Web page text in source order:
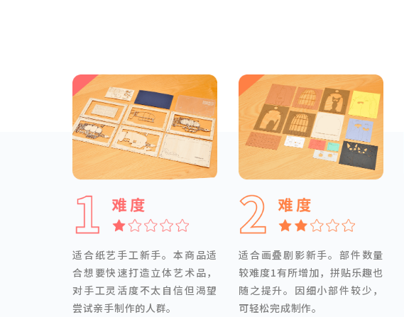
适合纸艺手工新手。本商品适
合想要快速打造立体艺术品，
对手工灵活度不太自信但渴望
尝试亲手制作的人群。
适合画叠剧影新手。部件数量
较难度1有所增加，拼贴乐趣也
随之提升。因细小部件较少，
可轻松完成制作。